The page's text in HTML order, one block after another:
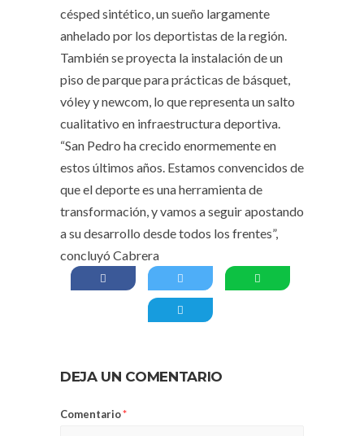
césped sintético, un sueño largamente
anhelado por los deportistas de la región.
También se proyecta la instalación de un
piso de parque para prácticas de básquet,
vóley y newcom, lo que representa un salto
cualitativo en infraestructura deportiva.
“San Pedro ha crecido enormemente en
estos últimos años. Estamos convencidos de
que el deporte es una herramienta de
transformación, y vamos a seguir apostando
a su desarrollo desde todos los frentes”,
concluyó Cabrera
DEJA UN COMENTARIO
Comentario*